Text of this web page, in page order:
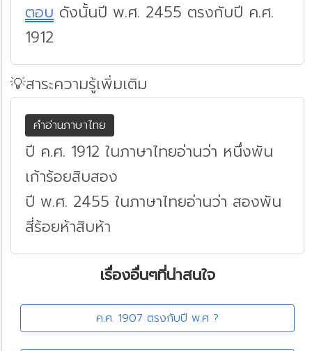
ตอบ ดังนั้นปี พ.ศ. 2455 ตรงกับปี ค.ศ.
1912
💡สาระความรู้เพิ่มเติม
คำอ่านภาษาไทย
ปี ค.ศ. 1912 ในภาษาไทยอ่านว่า หนึ่งพัน
เก้าร้อยสิบสอง
ปี พ.ศ. 2455 ในภาษาไทยอ่านว่า สองพัน
สี่ร้อยห้าสิบห้า
เรื่องอื่นๆที่น่าสนใจ
ค.ศ. 1907 ตรงกับปี พ.ศ ?